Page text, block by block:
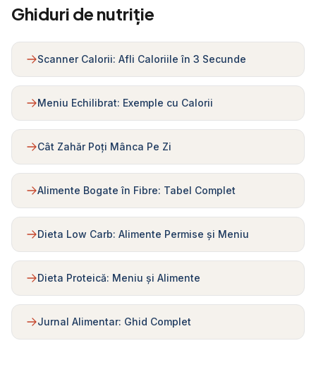
Ghiduri de nutriție
Scanner Calorii: Afli Caloriile în 3 Secunde
Meniu Echilibrat: Exemple cu Calorii
Cât Zahăr Poți Mânca Pe Zi
Alimente Bogate în Fibre: Tabel Complet
Dieta Low Carb: Alimente Permise și Meniu
Dieta Proteică: Meniu și Alimente
Jurnal Alimentar: Ghid Complet